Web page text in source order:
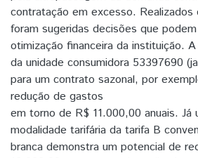
contratação em excesso.
foram sugeridas decisões que
otimização financeira da instituição.
da unidade consumidora 53397690
para um contrato sazonal, por
redução de gastos
em torno de R$ 11.000,00 anuais. Já
modalidade tarifária da tarifa B
branca demonstra um potencial de